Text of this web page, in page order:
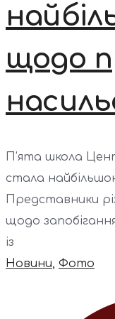
щодо
П’ята школа
стала
Представники
щодо
із
Новини, Фото